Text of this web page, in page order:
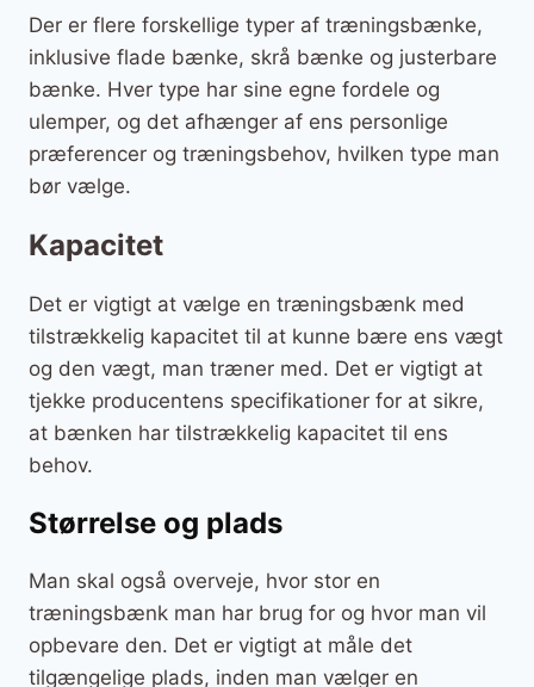
Der er flere forskellige typer af træningsbænke,
inklusive flade bænke, skrå bænke og justerbare
bænke. Hver type har sine egne fordele og
ulemper, og det afhænger af ens personlige
præferencer og træningsbehov, hvilken type man
bør vælge.
Kapacitet
Det er vigtigt at vælge en træningsbænk med
tilstrækkelig kapacitet til at kunne bære ens vægt
og den vægt, man træner med. Det er vigtigt at
tjekke producentens specifikationer for at sikre,
at bænken har tilstrækkelig kapacitet til ens
behov.
Størrelse og plads
Man skal også overveje, hvor stor en
træningsbænk man har brug for og hvor man vil
opbevare den. Det er vigtigt at måle det
tilgængelige plads, inden man vælger en